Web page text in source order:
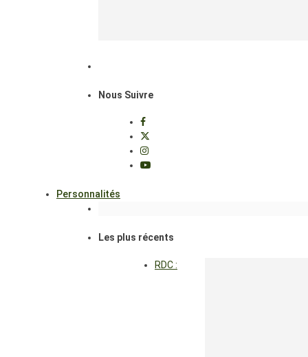
Nous Suivre
Personnalités
Les plus récents
RDC :